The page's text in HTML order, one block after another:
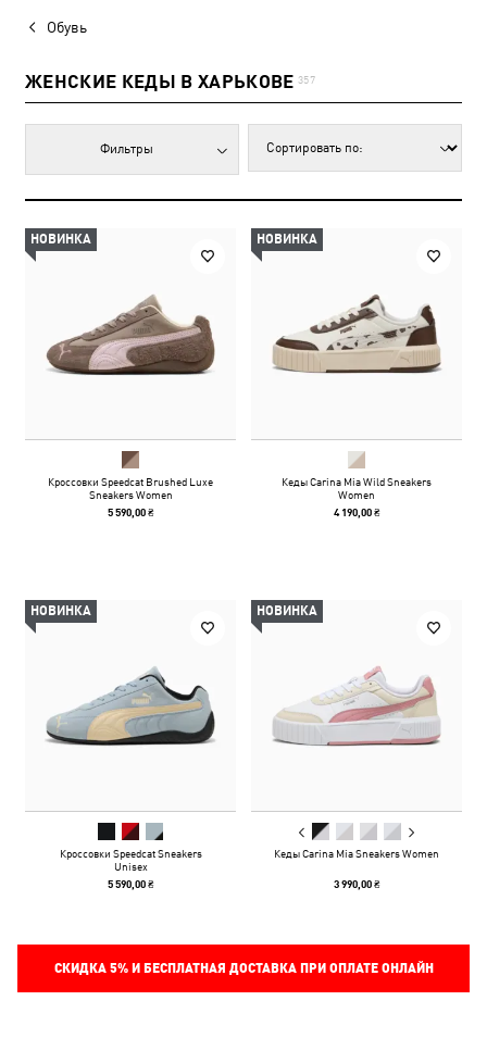
Обувь
ЖЕНСКИЕ КЕДЫ В ХАРЬКОВЕ 357
Фильтры
НОВИНКА
Кроссовки Speedcat Brushed Luxe
Sneakers Women
5 590,00 ₴
НОВИНКА
Кеды Carina Mia Wild Sneakers
Women
4 190,00 ₴
НОВИНКА
Кроссовки Speedcat Sneakers
Unisex
5 590,00 ₴
НОВИНКА
Кеды Carina Mia Sneakers Women
3 990,00 ₴
СКИДКА 5%И БЕСПЛАТНАЯ ДОСТАВКА ПРИ ОПЛАТЕ ОНЛАЙН